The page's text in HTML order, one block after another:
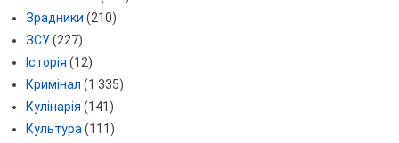
Зрадники (210)
ЗСУ(227)
Історія (12)
Кримінал (1 335)
Кулінарія (141)
Культура(111)